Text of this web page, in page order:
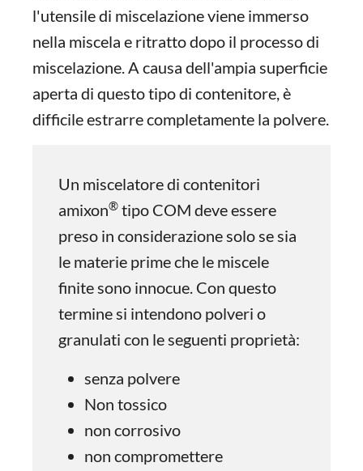
l'utensile di miscelazione viene immerso
nella miscela e ritratto dopo il processo di
miscelazione. A causa dell'ampia superficie
aperta di questo tipo di contenitore, è
difficile estrarre completamente la polvere.
Un miscelatore di contenitori
amixon® tipo COM deve essere
preso in considerazione solo se sia
le materie prime che le miscele
finite sono innocue. Con questo
termine si intendono polveri o
granulati con le seguenti proprietà:
senza polvere
Non tossico
non corrosivo
non compromettere